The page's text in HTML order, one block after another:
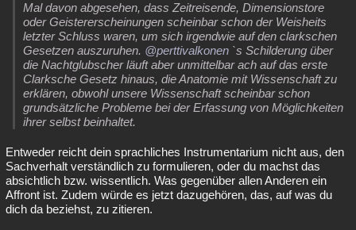
Mal davon abgesehen, dass Zeitreisende, Dimensionstore
oder Geistererscheinungen scheinbar schon der Weisheits
letzter Schluss waren, um sich irgendwie auf den clarkschen
Gesetzen auszuruhen. @perttivalkonen `s Schilderung über
die Nachtglubscher läuft aber unmittelbar ach auf das erste
Clarksche Gesetz hinaus, die Anatomie mit Wissenschaft zu
erklären, obwohl unsere Wissenschaft scheinbar schon
grundsätzliche Probleme bei der Erfassung von Möglichkeiten
ihrer selbst beinhaltet.
Entweder reicht dein sprachliches Instrumentarium nicht aus, den
Sachverhalt verständlich zu formulieren, oder du machst das
absichtlich bzw. wissentlich. Was gegenüber allen Anderen ein
Affront ist. Zudem würde es jetzt dazugehören, das, auf was du
dich da beziehst, zu zitieren.